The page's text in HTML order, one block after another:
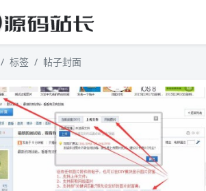
标签 帖子封面